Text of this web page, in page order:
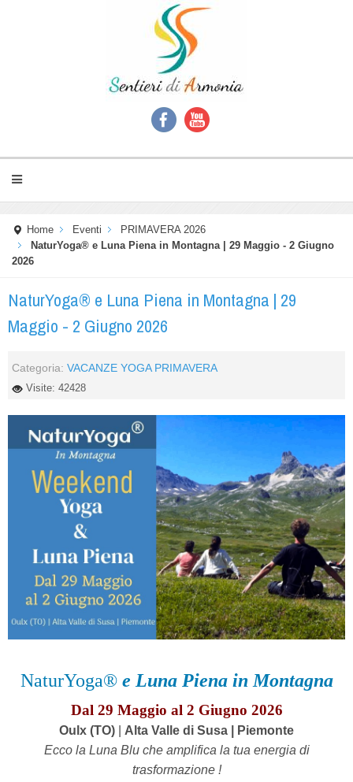
Home Eventi
PRIMAVERA 2026
NaturYoga® e Luna Piena in Montagna | 29 Maggio - 2 Giugno
2026
NaturYoga® e Luna Piena in Montagna | 29
Maggio - 2 Giugno 2026
Categoria: VACANZE YOGA PRIMAVERA
Visite: 42428
NaturYoga® e Luna Piena in Montagna
Dal 29 Maggio al 2 Giugno 2026
Oulx (TO)
Alta Valle di Susa | Piemonte
Ecco la Luna Blu che amplifica la tua energia di
trasformazione !